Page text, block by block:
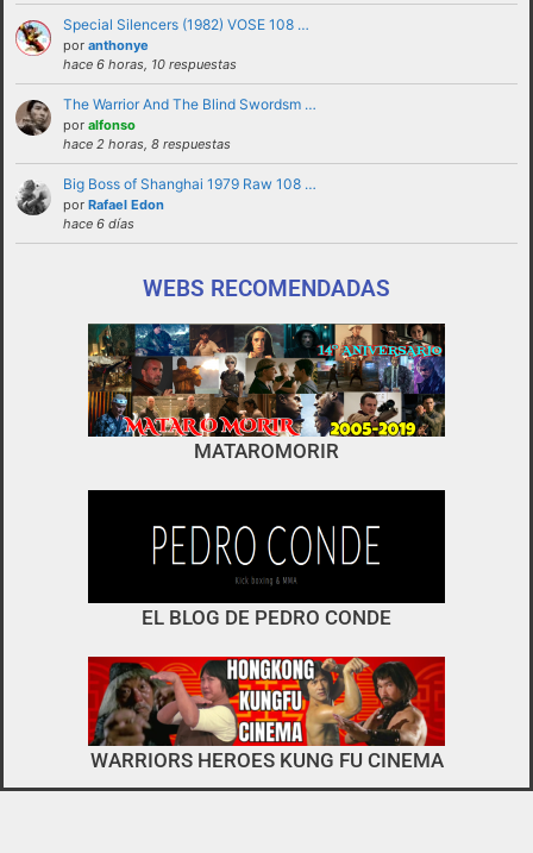
No enviar a los foros mensajes repetitivos
En el Lenguaje web, escribir con letras
mayusculas equivale a gritar, si no es esa su
intención sugerimos que lo evite.
Cualquier usuario que altere el buen
funcionamiento del foro mediante reiteradas
quejas, desprecio a los moderadores y/o a la
administración o las normas de uso del foro
no es el típico de «llegar,
descargar y pirarse».
interactuar e integrarse
Special Silencers (1982) VOSE 108 …
por anthonye
hace 6 horas, 10 respuestas
The Warrior And The Blind Swordsm …
por alfonso
hace 2 horas, 8 respuestas
Big Boss of Shanghai 1979 Raw 108 …
por Rafael Edon
hace 6 días
WEBS RECOMENDADAS
MATAROMORIR
EL BLOG DE PEDRO CONDE
WARRIORS HEROES KUNG FU CINEMA